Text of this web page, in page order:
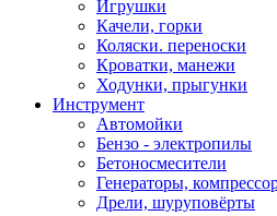
Игрушки
Качели, горки
Коляски. переноски
Кроватки, манежи
Ходунки, прыгунки
Инструмент
Автомойки
Бензо - электропилы
Бетоносмесители
Генераторы,
Дрели, шуруповёрты